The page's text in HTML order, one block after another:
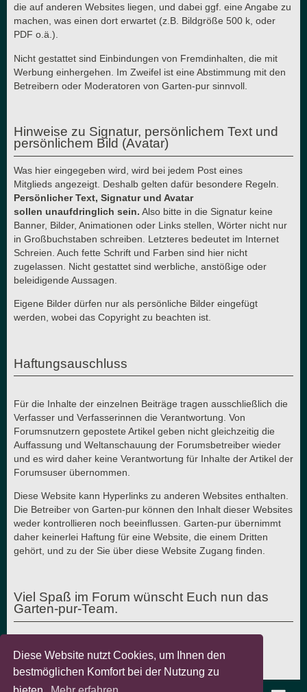
Diese Website nutzt Cookies, um Ihnen den
bestmöglichen Komfort bei der Nutzung zu
die auf anderen Websites liegen, und dabei ggf. eine Angabe zu
machen, was einen dort erwartet (z.B. Bildgröße 500 k, oder
PDF o.ä.).
Nicht gestattet sind Einbindungen von Fremdinhalten, die mit
Werbung einhergehen. Im Zweifel ist eine Abstimmung mit den
Betreibern oder Moderatoren von Garten-pur sinnvoll.
Hinweise zu Signatur, persönlichem Text und
persönlichem Bild (Avatar)
Was hier eingegeben wird, wird bei jedem Post eines
Mitglieds angezeigt. Deshalb gelten dafür besondere Regeln.
Persönlicher Text, Signatur und Avatar
sollen unaufdringlich sein. Also bitte in die Signatur keine
Banner, Bilder, Animationen oder Links stellen, Wörter nicht nur
in Großbuchstaben schreiben. Letzteres bedeutet im Internet
Schreien. Auch fette Schrift und Farben sind hier nicht
zugelassen. Nicht gestattet sind werbliche, anstößige oder
beleidigende Aussagen.
Eigene Bilder dürfen nur als persönliche Bilder eingefügt
werden, wobei das Copyright zu beachten ist.
Haftungsauschluss
Für die Inhalte der einzelnen Beiträge tragen ausschließlich die
Verfasser und Verfasserinnen die Verantwortung. Von
Forumsnutzern gepostete Artikel geben nicht gleichzeitig die
Auffassung und Weltanschauung der Forumsbetreiber wieder
und es wird daher keine Verantwortung für Inhalte der Artikel der
Forumsuser übernommen.
Diese Website kann Hyperlinks zu anderen Websites enthalten.
Die Betreiber von Garten-pur können den Inhalt dieser Websites
weder kontrollieren noch beeinflussen. Garten-pur übernimmt
daher keinerlei Haftung für eine Website, die einem Dritten
gehört, und zu der Sie über diese Website Zugang finden.
Viel Spaß im Forum wünscht Euch nun das
Garten-pur-Team.
Letzte Aktualisierung: 7.8.2018 - © Garten-pur GbR